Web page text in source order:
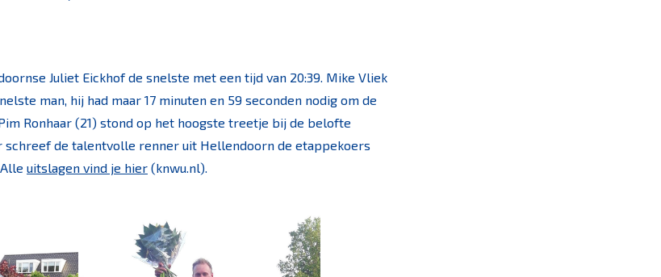
Juliet Eickhof de snelste met een tijd van 20:39. Mike Vliek
man, hij had maar 17 minuten en 59 seconden nodig om de
Ronhaar (21) stond op het hoogste treetje bij de belofte
schreef de talentvolle renner uit Hellendoorn de etappekoers
uitslagen vind je hier (knwu.nl).